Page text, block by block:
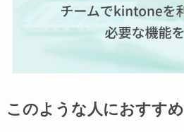
このような⼈におすすめ